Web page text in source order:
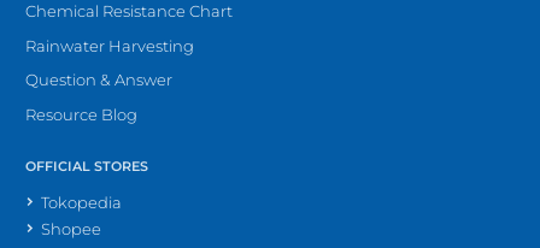
Chemical Resistance Chart
Rainwater Harvesting
Question & Answer
Resource Blog
OFFICIAL STORES
Tokopedia
Shopee